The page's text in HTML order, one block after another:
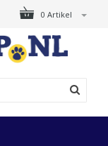
0 Artikel